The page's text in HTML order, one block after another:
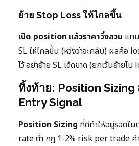
ย้าย Stop Loss ให้ไกลขึ้น
เปิด position แล้วราคาวิ่งสวน แท
SL ให้ไกลขึ้น (หวังว่าจะกลับ) ผลคือ
ไว้ อย่าย้าย SL เด็ดขาด (ยกเว้นย้ายไ
ทิ้งท้าย: Position
Entry Signal
Position Sizing ที่ดีทำให้อยู่รอดใ
rate ต่ำ กฎ 1-2% risk per trade